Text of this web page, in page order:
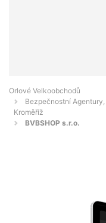
Orlové Velkoobchodů
Bezpečnostní
Kroměříž
BVBSHOP s.r.o.